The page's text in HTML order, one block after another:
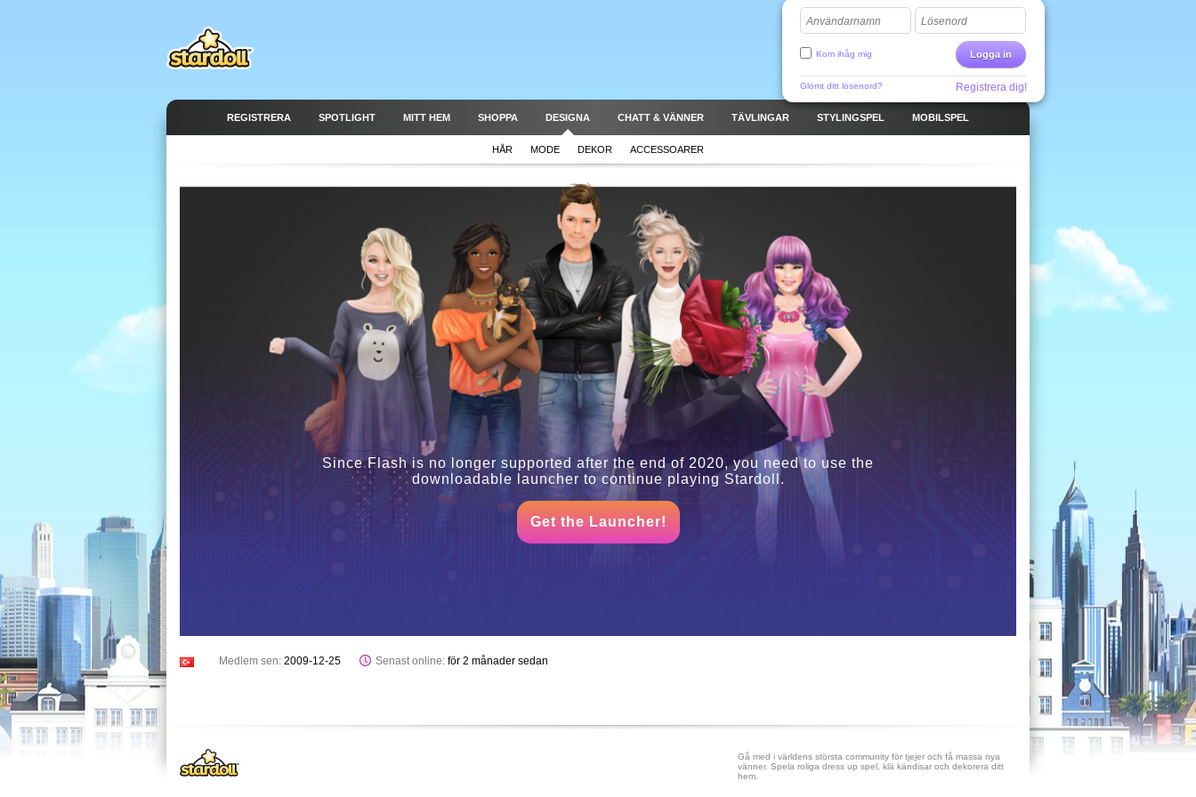
Användarnamn Lösenord
Logga in
Kom ihåg mig
Glömt ditt lösenord? Registrera dig!
REGISTRERA SPOTLIGHT MITT HEM SHOPPA DESIGNA CHATT & VÄNNER TÄVLINGAR STYLINGSPEL MOBILSPEL
HÅR MODE DEKOR ACCESSOARER
Since Flash is no longer supported after the end of 2020, you need to use the
downloadable launcher to continue playing Stardoll.
Get the Launcher!
Medlem sen: 2009-12-25 Senast online: för 2 månader sedan
Gå med i världens största community för tjejer och få massa nya
vänner. Spela roliga dress up spel, klä kändisar och dekorera ditt
hem.